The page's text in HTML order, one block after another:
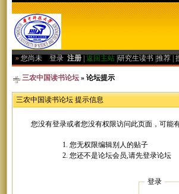
» 您尚未 登录 注册 返回主站 研究生读书 推荐
三农中国读书论坛 » 论坛提示
三农中国读书论坛 提示信息
您没有登录或者您没有权限访问此页面，可能
您无权限编辑别人的贴子
您还不是论坛会员,请先登录论坛
登录